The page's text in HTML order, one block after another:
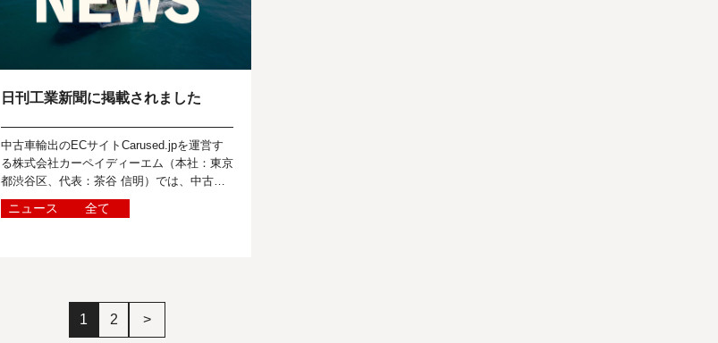
日刊工業新聞に掲載されました
中古車輸出のECサイトCarused.jpを運営す
る株式会社カーペイディーエム（本社：東京
都渋谷区、代表：茶谷 信明）では、中古車
に関する世界のニュースを報道関係者の皆様
に向けて定期的に発信しています...
ニュース 全て
1 2 >